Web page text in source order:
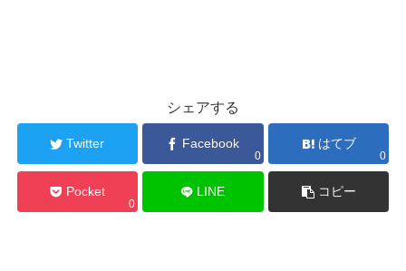
シェアする
Twitter Facebook
0
はてブ
0
Pocket
0
LINE コピー